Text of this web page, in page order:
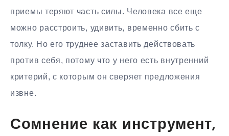
приемы теряют часть силы. Человека все еще
можно расстроить, удивить, временно сбить с
толку. Но его труднее заставить действовать
против себя, потому что у него есть внутренний
критерий, с которым он сверяет предложения
извне.
Сомнение как инструмент,